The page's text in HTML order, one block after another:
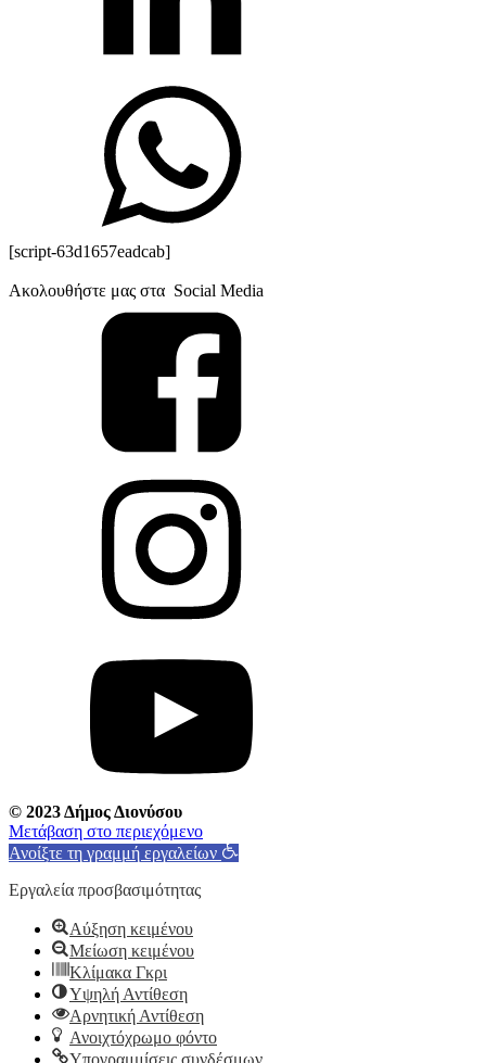
[script-63d1657eadcab]
Ακολουθήστε μας στα Social Media
© 2023 Δήμος Διονύσου
Μετάβαση στο περιεχόμενο
Ανοίξτε τη γραμμή εργαλείων
Εργαλεία προσβασιμότητας
Αύξηση κειμένου
Μείωση κειμένου
Κλίμακα Γκρι
Υψηλή Αντίθεση
Αρνητική Αντίθεση
Ανοιχτόχρωμο φόντο